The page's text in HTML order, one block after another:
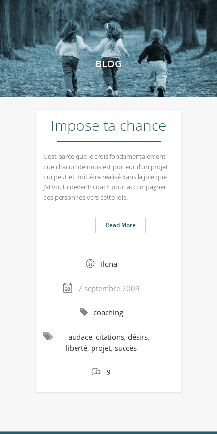
BLOG
Impose ta chance
C’est parce que je crois fondamentalement
que chacun de nous est porteur d’un projet
qui peut et doit être réalisé dans la joie que
j’ai voulu devenir coach pour accompagner
des personnes vers cette joie.
Read More
Ilona
7 septembre 2009
coaching
audace, citations, désirs,
liberté, projet, succès
9